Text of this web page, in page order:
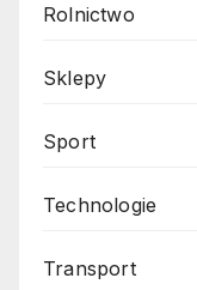
Rolnictwo
Sklepy
Sport
Technologie
Transport